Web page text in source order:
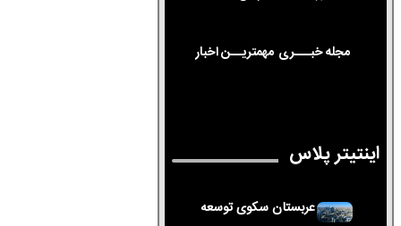
مجله خبـــری مهمتریــن اخبار
اینتیتر پلاس
عربستان سکوی توسعه